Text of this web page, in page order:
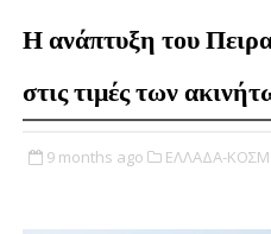
Η ανάπτυξη του
στις τιμές των
9 months ago ΕΛΛΑΔΑ-